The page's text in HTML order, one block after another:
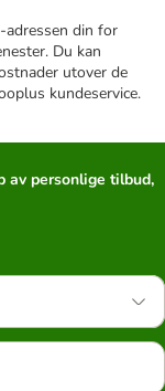
din for
Du kan
utover de
kundeservice.
av personlige tilbud,